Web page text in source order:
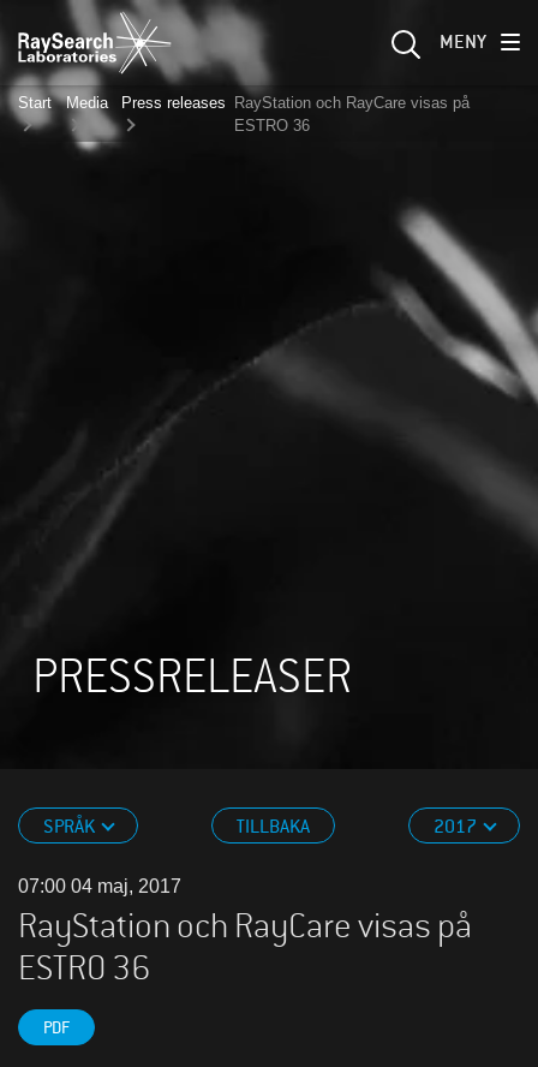
MENY
Start Media Press releases
RayStation och RayCare visas på
ESTRO 36
PRESSRELEASER
SPRÅK TILLBAKA 2017
07:00 04 maj, 2017
RayStation och RayCare visas på
ESTRO 36
PDF